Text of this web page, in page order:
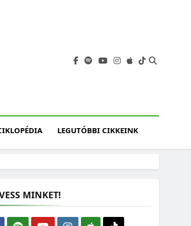
Jövő LEGUTÓBBI CIKKEINK
MINKET!